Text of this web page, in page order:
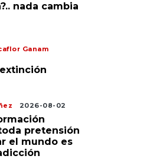
nada cambia
Ganam
2026-08-02
pretensión
el mundo es